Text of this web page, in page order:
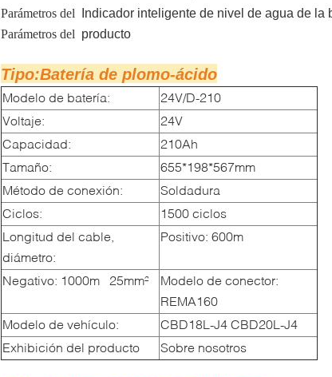
Parámetros del
Indicador inteligente de nivel de agua de la
Parámetros del producto
Tipo:Batería de plomo-ácido
Modelo de batería:
24V/D-210
Voltaje:
24V
Capacidad:
210Ah
Tamaño:
655*198*567mm
Método de conexión:
Soldadura
Ciclos:
1500 ciclos
Longitud del cable,
diámetro:
Positivo: 600m
Negativo: 1000m 25mm²
Modelo de conector:
REMA160
Modelo de vehículo:
CBD18L-J4 CBD20L-J4
Exhibición del producto
Sobre nosotros